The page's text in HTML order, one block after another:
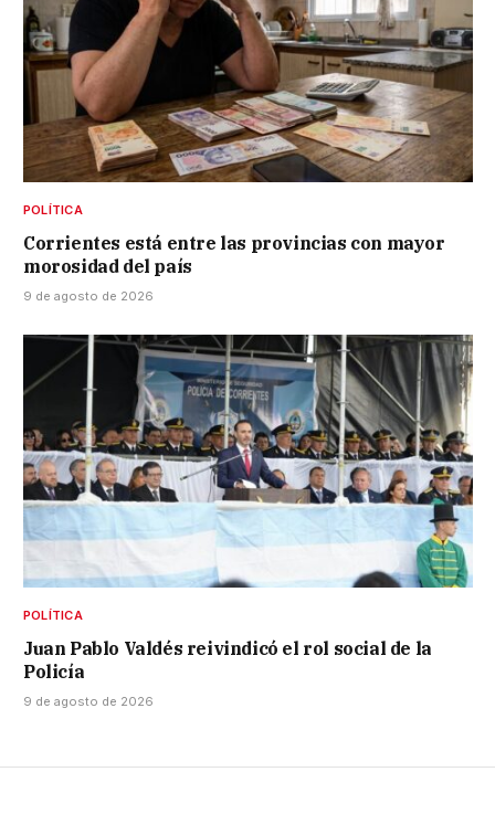
POLÍTICA
Corrientes está entre las provincias con mayor
morosidad del país
9 de agosto de 2026
POLÍTICA
Juan Pablo Valdés reivindicó el rol social de la
Policía
9 de agosto de 2026